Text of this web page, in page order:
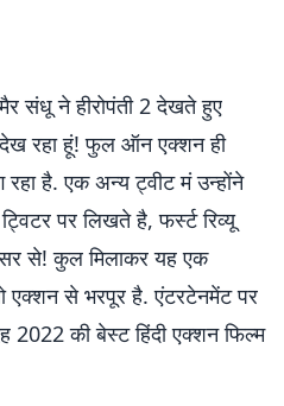
संधू ने हीरोपंती 2 देखते हुए
देख रहा हूं! फुल ऑन एक्शन ही
है. एक अन्य ट्वीट मं उन्होंने
पर लिखते है, फर्स्ट रिव्यू
से! कुल मिलाकर यह एक
एक्शन से भरपूर है. एंटरटेनमेंट पर
2022 की बेस्ट हिंदी एक्शन फिल्म